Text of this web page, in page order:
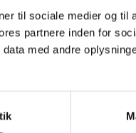
til sociale medier og til
partnere inden for
med andre